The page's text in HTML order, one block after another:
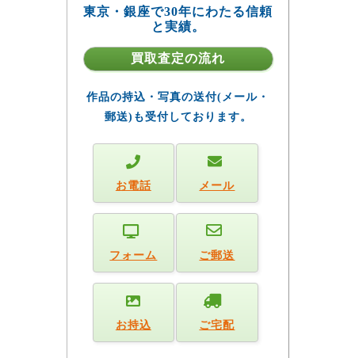
東京・銀座で30年にわたる信頼
と実績。
買取査定の流れ
作品の持込・写真の送付(メール・
郵送)も受付しております。
お電話 メール
フォーム ご郵送
お持込 ご宅配